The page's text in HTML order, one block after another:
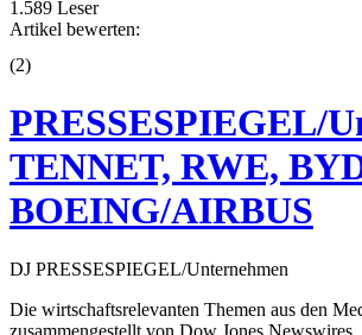
1.589 Leser
Artikel bewerten:
(2)
PRESSESPIEGEL/
TENNET, RWE,
BOEING/AIRBUS
DJ PRESSESPIEGEL/Unternehmen
Die wirtschaftsrelevanten Themen aus den
zusammengestellt von Dow Jones Newswires.